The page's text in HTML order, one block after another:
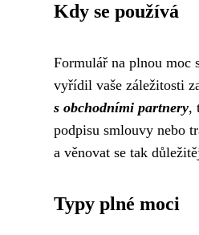
Kdy se používá
Formulář na plnou moc
vyřídil vaše záležitosti
s obchodními partnery,
podpisu smlouvy nebo
a věnovat se tak
Typy plné moci